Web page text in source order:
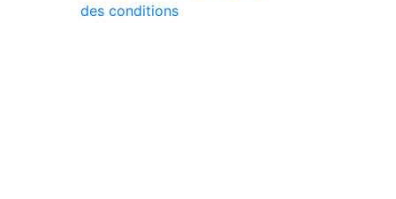
des conditions